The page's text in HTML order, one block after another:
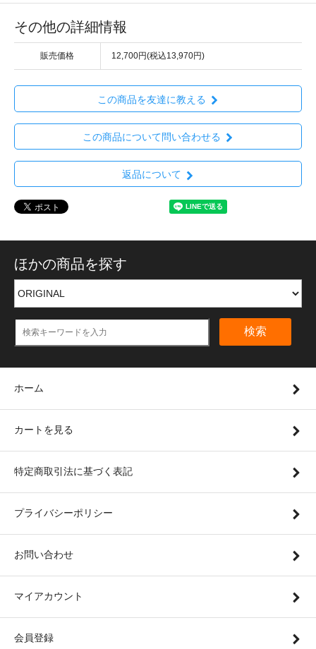
その他の詳細情報
販売価格 12,700円(税込13,970円)
この商品を友達に教える
この商品について問い合わせる
返品について
ほかの商品を探す
検索
ホーム
カートを見る
特定商取引法に基づく表記
プライバシーポリシー
お問い合わせ
マイアカウント
会員登録